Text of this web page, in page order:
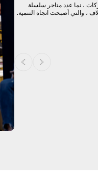
، نما عدد متاجر سلسلة
، والتي أصبحت اتجاه التنمية.